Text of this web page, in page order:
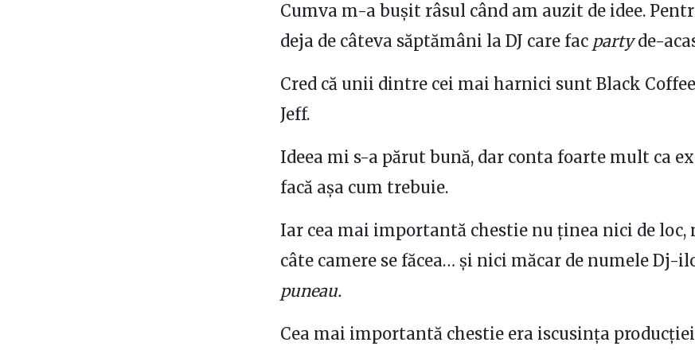
Cumva m-a bușit râsul când am auzit de idee.
deja de câteva săptămâni la DJ care fac partyde-
Cred că unii dintre cei mai harnici sunt Black
Jeff.
Ideea mi s-a părut bună, dar conta foarte mult ca
facă așa cum trebuie.
Iar cea mai importantă chestie nu ținea nici de loc,
câte camere se făcea… și nici măcar de numele Dj-
puneau.
Cea mai importantă chestie era iscusința